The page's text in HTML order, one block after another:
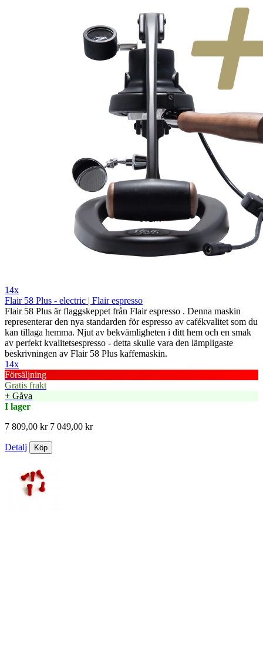
14x
Flair 58 Plus - electric | Flair espresso
Flair 58 Plus är flaggskeppet från Flair espresso . Denna maskin
representerar den nya standarden för espresso av cafékvalitet som du
kan tillaga hemma. Njut av bekvämligheten i ditt hem och en smak
av perfekt kvalitetsespresso - detta skulle vara den lämpligaste
beskrivningen av Flair 58 Plus kaffemaskin.
14x
Försäljning
Gratis frakt
+ Gåva
I lager
7 809,00 kr 7 049,00 kr
Detalj Köp